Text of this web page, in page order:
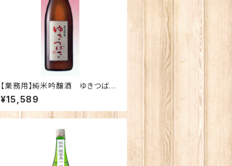
【業務用】純米吟醸酒 ゆきつばき
（1800ｍｌ×6本）【送料無料】
¥15,589